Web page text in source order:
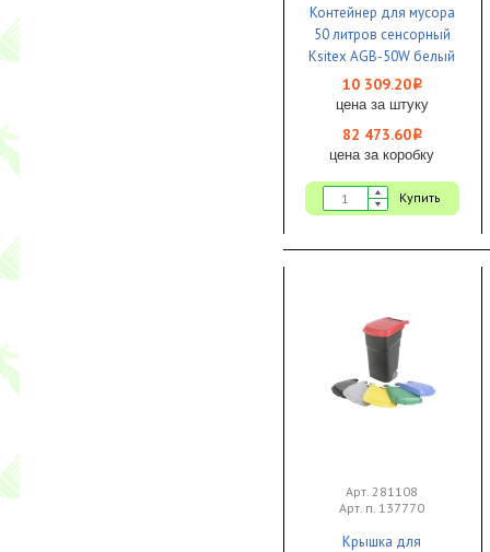
Контейнер для мусора
50 литров сенсорный
Ksitex AGB-50W белый
1/1
10 309.20i
цена за штуку
82 473.60i
цена за коробку
Купить
Арт. 281108
Арт. п. 137770
Крышка для